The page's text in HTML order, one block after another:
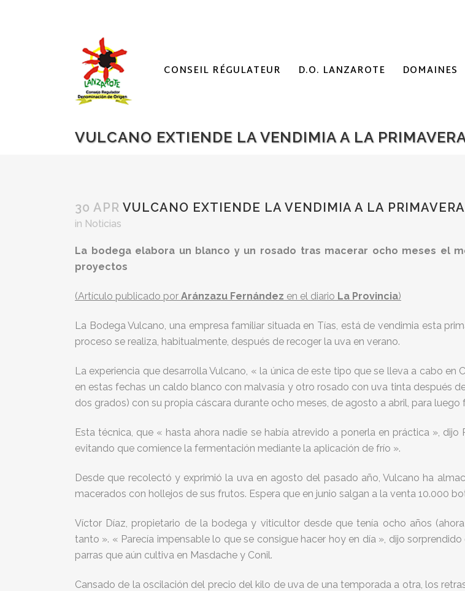
CONSEIL RÉGULATEUR D.O. LANZAROTE DOMAINES
VULCANO EXTIENDE LA VENDIMIA A LA
30 APR VULCANO EXTIENDE LA VENDIMIA A LA
in Noticias
La bodega elabora un blanco y un rosado tras macerar ocho meses el
proyectos
(Artículo publicado por Aránzazu Fernández en el diario La Provincia)
La Bodega Vulcano, una empresa familiar situada en Tías, está de vendimia esta
proceso se realiza, habitualmente, después de recoger la uva en verano.
La experiencia que desarrolla Vulcano, « la única de este tipo que se lleva a cabo en
en estas fechas un caldo blanco con malvasía y otro rosado con uva tinta después
dos grados) con su propia cáscara durante ocho meses, de agosto a abril, para luego
Esta técnica, que « hasta ahora nadie se había atrevido a ponerla en práctica »,
evitando que comience la fermentación mediante la aplicación de frío ».
Desde que recolectó y exprimió la uva en agosto del pasado año, Vulcano ha
macerados con hollejos de sus frutos. Espera que en junio salgan a la venta 10.000
Víctor Díaz, propietario de la bodega y viticultor desde que tenía ocho años
tanto ». « Parecía impensable lo que se consigue hacer hoy en día », dijo
parras que aún cultiva en Masdache y Conil.
Cansado de la oscilación del precio del kilo de uva de una temporada a otra, los